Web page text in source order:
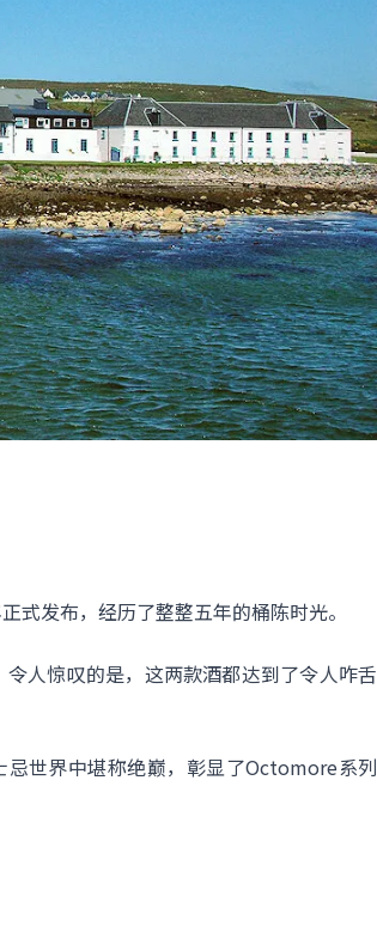
发布，经历了整整五年的桶陈时光。
人惊叹的是，这两款酒都达到了令人咋舌
忌世界中堪称绝巅，彰显了Octomore系列